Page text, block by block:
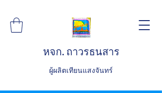
หจก. ถาวรธนสาร
ผู้ผลิตเทียนแสงจันทร์